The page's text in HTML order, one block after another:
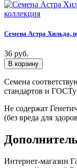
Семена Астра Хильда,
36 руб.
Семена
стандартов и
Не содержат
(без вреда для
Интернет-магазин